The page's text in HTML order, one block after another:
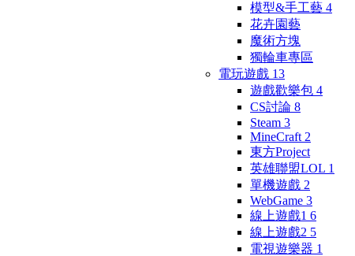
模型&手工藝 4
花卉園藝
魔術方塊
獨輪車專區
電玩遊戲 13
遊戲歡樂包 4
CS討論 8
Steam 3
MineCraft 2
東方Project
英雄聯盟LOL 1
單機遊戲 2
WebGame 3
線上遊戲1 6
線上遊戲2 5
電視遊樂器 1